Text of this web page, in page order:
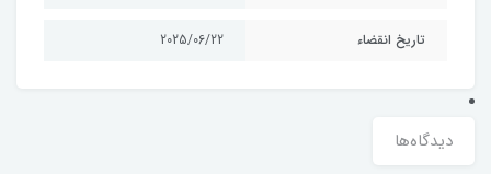
تاریخ انقضاء 2025/06/22
دیدگاه‌ها